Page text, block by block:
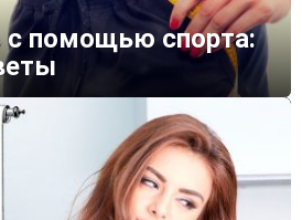
с помощью спорта: